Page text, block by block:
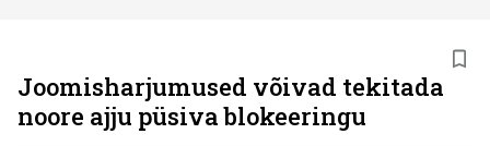
Joomisharjumused võivad tekitada
noore ajju püsiva blokeeringu